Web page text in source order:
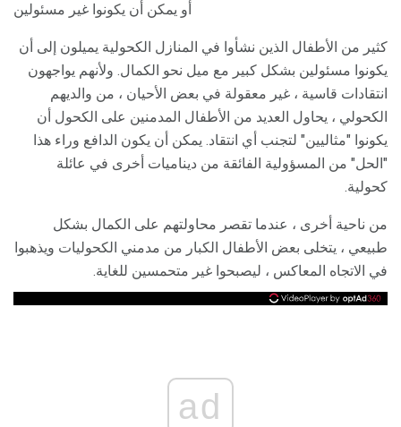
أو يمكن أن يكونوا غير مسئولين
كثير من الأطفال الذين نشأوا في المنازل الكحولية يميلون إلى أن
يكونوا مسئولين بشكل كبير مع ميل نحو الكمال. ولأنهم يواجهون
انتقادات قاسية ، غير معقولة في بعض الأحيان ، من والديهم
الكحولي ، يحاول العديد من الأطفال المدمنين على الكحول أن
يكونوا "مثاليين" لتجنب أي انتقاد. يمكن أن يكون الدافع وراء هذا
"الحل" من المسؤولية الفائقة من ديناميات أخرى في عائلة
كحولية.
من ناحية أخرى ، عندما تقصر محاولتهم على الكمال بشكل
طبيعي ، يتخلى بعض الأطفال الكبار من مدمني الكحوليات ويذهبوا
في الاتجاه المعاكس ، ليصبحوا غير متحمسين للغاية.
ad